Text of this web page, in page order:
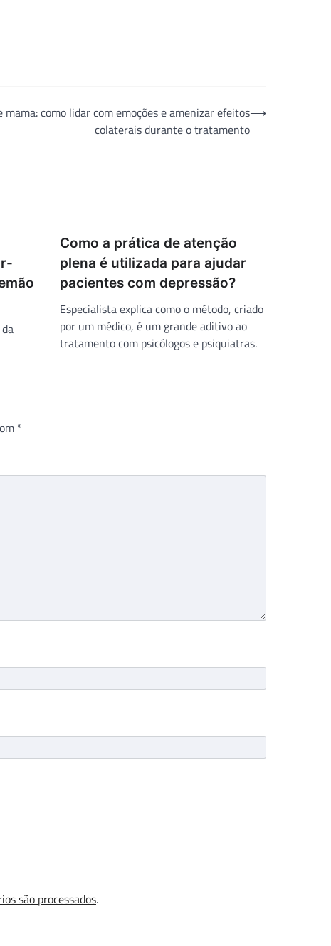
mama: como lidar com emoções e amenizar efeitos
colaterais durante o tratamento
⟶
Como a prática de atenção
plena é utilizada para ajudar
pacientes com depressão?
Especialista explica como o método, criado
por um médico, é um grande aditivo ao
tratamento com psicólogos e psiquiatras.
*
são processados.